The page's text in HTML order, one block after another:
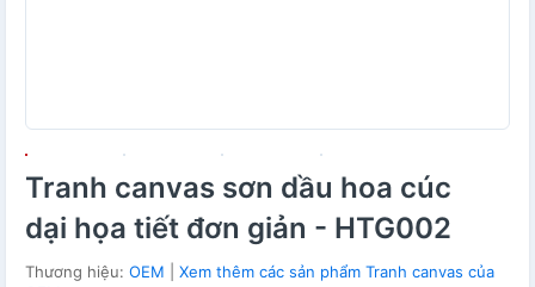
Tranh canvas sơn dầu hoa cúc
dại họa tiết đơn giản - HTG002
Thương hiệu: OEM
Xem thêm các sản phẩm Tranh canvas của